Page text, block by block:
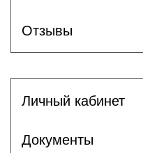
Отзывы
Личный кабинет
Документы